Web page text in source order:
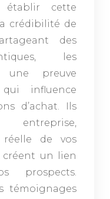
établir cette
crédibilité de
des
les
une preuve
qui influence
d’achat. Ils
entreprise,
de vos
créent un lien
prospects.
témoignages